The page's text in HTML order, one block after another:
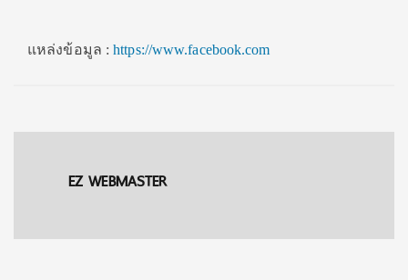
แหล่งข้อมูล :https://www.facebook.com
EZ WEBMASTER